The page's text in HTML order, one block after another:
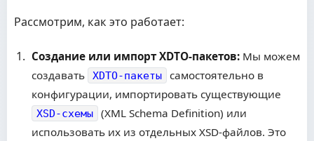
Рассмотрим, как это работает:
Создание или импорт XDTO-пакетов: Мы можем
создавать
XDTO-пакеты
самостоятельно в
конфигурации, импортировать существующие
XSD-схемы
(XML Schema Definition) или
использовать их из отдельных XSD-файлов. Это